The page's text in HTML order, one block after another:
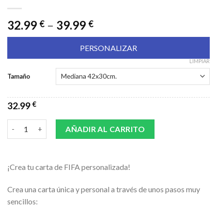
32.99 € – 39.99 €
PERSONALIZAR
Tamaño
LIMPIAR
32.99 €
CARTA FIFA PLATA + TAZA cantidad
AÑADIR AL CARRITO
¡Crea tu carta de FIFA personalizada!
Crea una carta única y personal a través de unos pasos muy
sencillos: